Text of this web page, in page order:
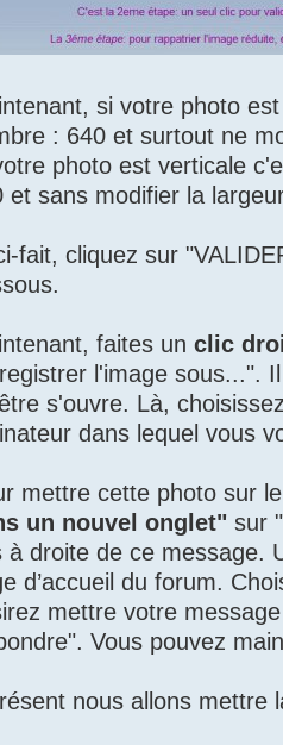
si votre photo
: 640 et surtout ne
photo est verticale
et sans modifier la
fait, cliquez sur
faites unclic
l'image sous...".
s'ouvre. Là,
dans lequel vous
mettre cette photo sur
un nouvel onglet" sur
à droite de ce message.
d’accueil du forum.
mettre votre
Vous pouvez
nous allons mettre